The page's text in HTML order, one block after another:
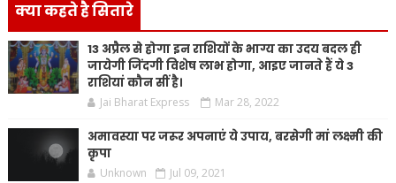
क्या कहते है सितारे
13 अप्रैल से होगा इन राशियों के भाग्य का उदय बदल ही
जायेगी जिंदगी विशेष लाभ होगा, आइए जानते हैं ये 3
राशियां कौन सीं है।
Jai Bharat Express Mar 28, 2022
अमावस्या पर जरूर अपनाएं ये उपाय, बरसेगी मां लक्ष्मी की
कृपा
Unknown Jul 09, 2021